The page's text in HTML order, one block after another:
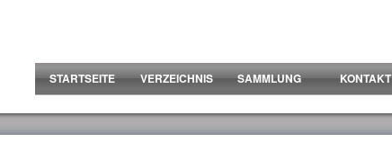
STARTSEITE
VERZEICHNIS SAMMLUNG KONTAKT